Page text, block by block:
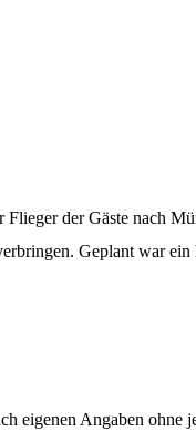
der Gäste nach
Geplant war
eigenen Angaben ohne